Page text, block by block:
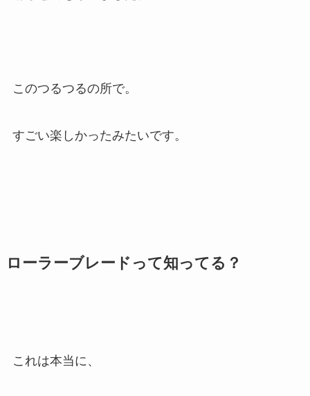
このつるつるの所で。
すごい楽しかったみたいです。
ローラーブレードって知ってる？
これは本当に、